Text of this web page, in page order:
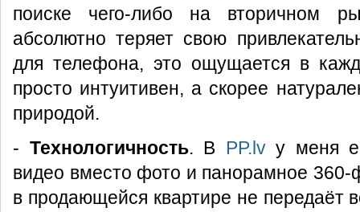
поиске чего-либо на вторичном
абсолютно теряет свою
для телефона, это ощущается в
просто интуитивен, а скорее
природой.
- Технологичность. В PP.lvу меня
видео вместо фото и панорамное
в продающейся квартире не передаёт